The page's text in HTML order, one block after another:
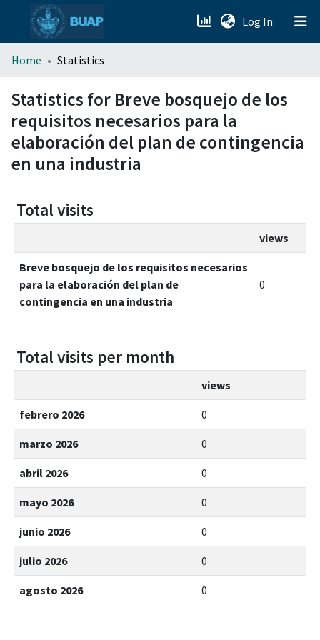
Log In (current)
menu.section.about_menu
All of DSpace
Home Statistics
Statistics for Breve bosquejo de los
requisitos necesarios para la
elaboración del plan de contingencia
en una industria
Total visits
views
Breve bosquejo de los requisitos necesarios
para la elaboración del plan de
contingencia en una industria
0
Total visits per month
views
febrero 2026 0
marzo 2026 0
abril 2026 0
mayo 2026 0
junio 2026 0
julio 2026 0
agosto 2026 0